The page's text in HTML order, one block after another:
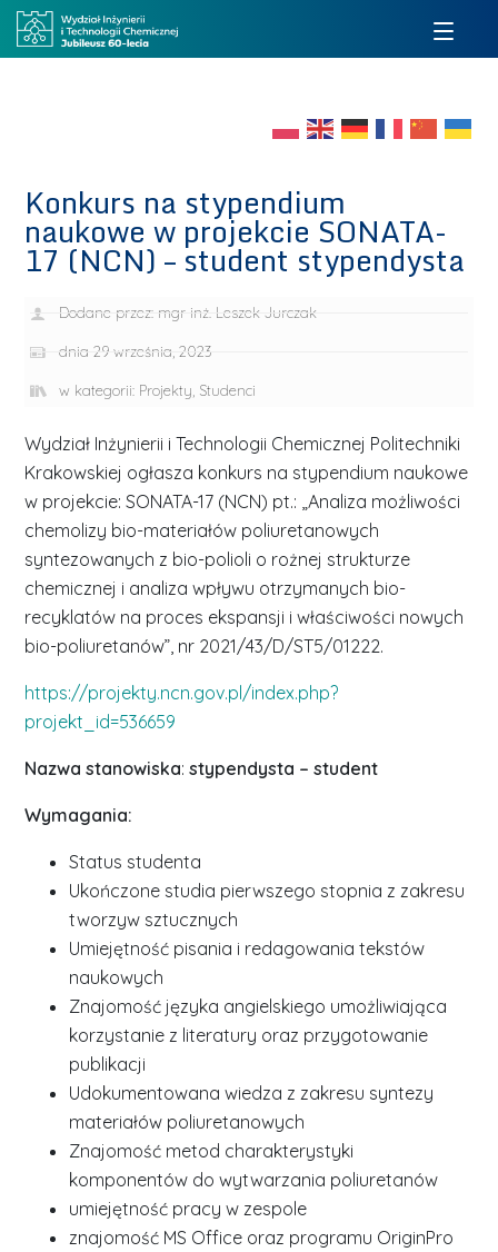
Konkurs na stypendium
naukowe w projekcie SONATA-
17 (NCN) – student stypendysta
Dodane przez: mgr inż. Leszek Jurczak
dnia 29 września, 2023
w kategorii: Projekty, Studenci
Wydział Inżynierii i Technologii Chemicznej Politechniki
Krakowskiej ogłasza konkurs na stypendium naukowe
w projekcie: SONATA-17 (NCN) pt.: „Analiza możliwości
chemolizy bio-materiałów poliuretanowych
syntezowanych z bio-polioli o rożnej strukturze
chemicznej i analiza wpływu otrzymanych bio-
recyklatów na proces ekspansji i właściwości nowych
bio-poliuretanów”, nr 2021/43/D/ST5/01222.
https://projekty.ncn.gov.pl/index.php?
projekt_id=536659
Nazwa stanowiska:stypendysta – student
Wymagania:
Status studenta
Ukończone studia pierwszego stopnia z zakresu
tworzyw sztucznych
Umiejętność pisania i redagowania tekstów
naukowych
Znajomość języka angielskiego umożliwiająca
korzystanie z literatury oraz przygotowanie
publikacji
Udokumentowana wiedza z zakresu syntezy
materiałów poliuretanowych
Znajomość metod charakterystyki
komponentów do wytwarzania poliuretanów
umiejętność pracy w zespole
znajomość MS Office oraz programu OriginPro